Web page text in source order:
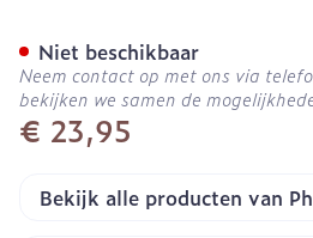
€ 23,95
Niet beschikbaar
Neem contact op met ons via
bekijken we samen de
Bekijk alle producten van